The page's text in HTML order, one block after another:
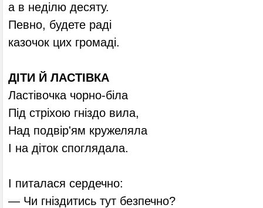
а в неділю десяту.
Певно, будете раді
казочок цих громаді.
ДІТИ Й ЛАСТІВКА
Ластівочка чорно-біла
Під стріхою гніздо вила,
Над подвір'ям кружеляла
І на діток споглядала.
І питалася сердечно:
— Чи гніздитись тут безпечно?